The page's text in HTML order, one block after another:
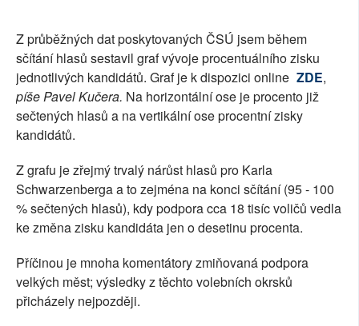
RUBRIKY
PLNÁ VERZE STRÁNEK
Z průběžných dat poskytovaných ČSÚ jsem během
sčítání hlasů sestavil graf vývoje procentuálního zisku
jednotlivých kandidátů. Graf je k dispozici online ZDE,
píše Pavel Kučera. Na horizontální ose je procento již
sečtených hlasů a na vertikální ose procentní zisky
kandidátů.
Z grafu je zřejmý trvalý nárůst hlasů pro Karla
Schwarzenberga a to zejména na konci sčítání (95 - 100
% sečtených hlasů), kdy podpora cca 18 tisíc voličů vedla
ke změna zisku kandidáta jen o desetinu procenta.
Příčinou je mnoha komentátory zmiňovaná podpora
velkých měst; výsledky z těchto volebních okrsků
přicházely nejpozději.